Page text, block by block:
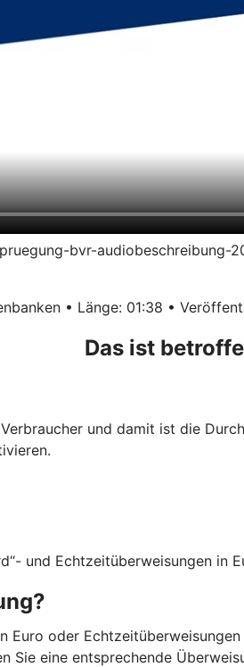
bvr-audiobeschreibung-
• Länge: 01:38 •
Das ist
und damit ist die
und Echtzeitüberweisungen in
oder
Sie eine entsprechende